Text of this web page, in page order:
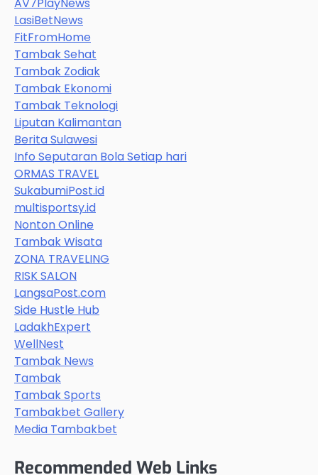
AV7PlayNews
LasiBetNews
FitFromHome
Tambak Sehat
Tambak Zodiak
Tambak Ekonomi
Tambak Teknologi
Liputan Kalimantan
Berita Sulawesi
Info Seputaran Bola Setiap hari
ORMAS TRAVEL
SukabumiPost.id
multisportsy.id
Nonton Online
Tambak Wisata
ZONA TRAVELING
RISK SALON
LangsaPost.com
Side Hustle Hub
LadakhExpert
WellNest
Tambak News
Tambak
Tambak Sports
Tambakbet Gallery
Media Tambakbet
Recommended Web Links